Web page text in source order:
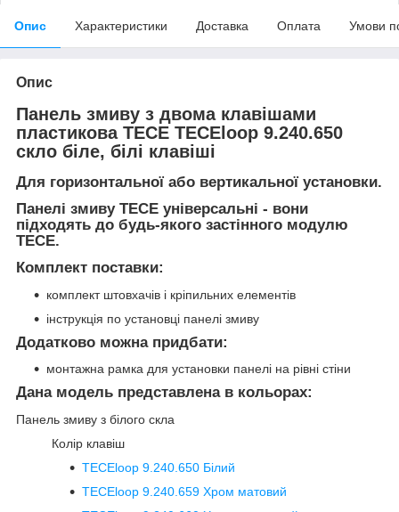
Опис Характеристики Доставка Оплата Умови
Опис
Панель змиву з двома клавішами
пластикова TECE TECEloop 9.240.650
скло біле, білі клавіші
Для горизонтальної або вертикальної установки.
Панелі змиву TECE універсальні - вони
підходять до будь-якого застінного модулю
TECE.
Комплект поставки:
комплект штовхачів і кріпильних елементів
інструкція по установці панелі змиву
Додатково можна придбати:
монтажна рамка для установки панелі на рівні стіни
Дана модель представлена в кольорах:
Панель змиву з білого скла
Колір клавіш
TECEloop 9.240.650 Білий
TECEloop 9.240.659 Хром матовий